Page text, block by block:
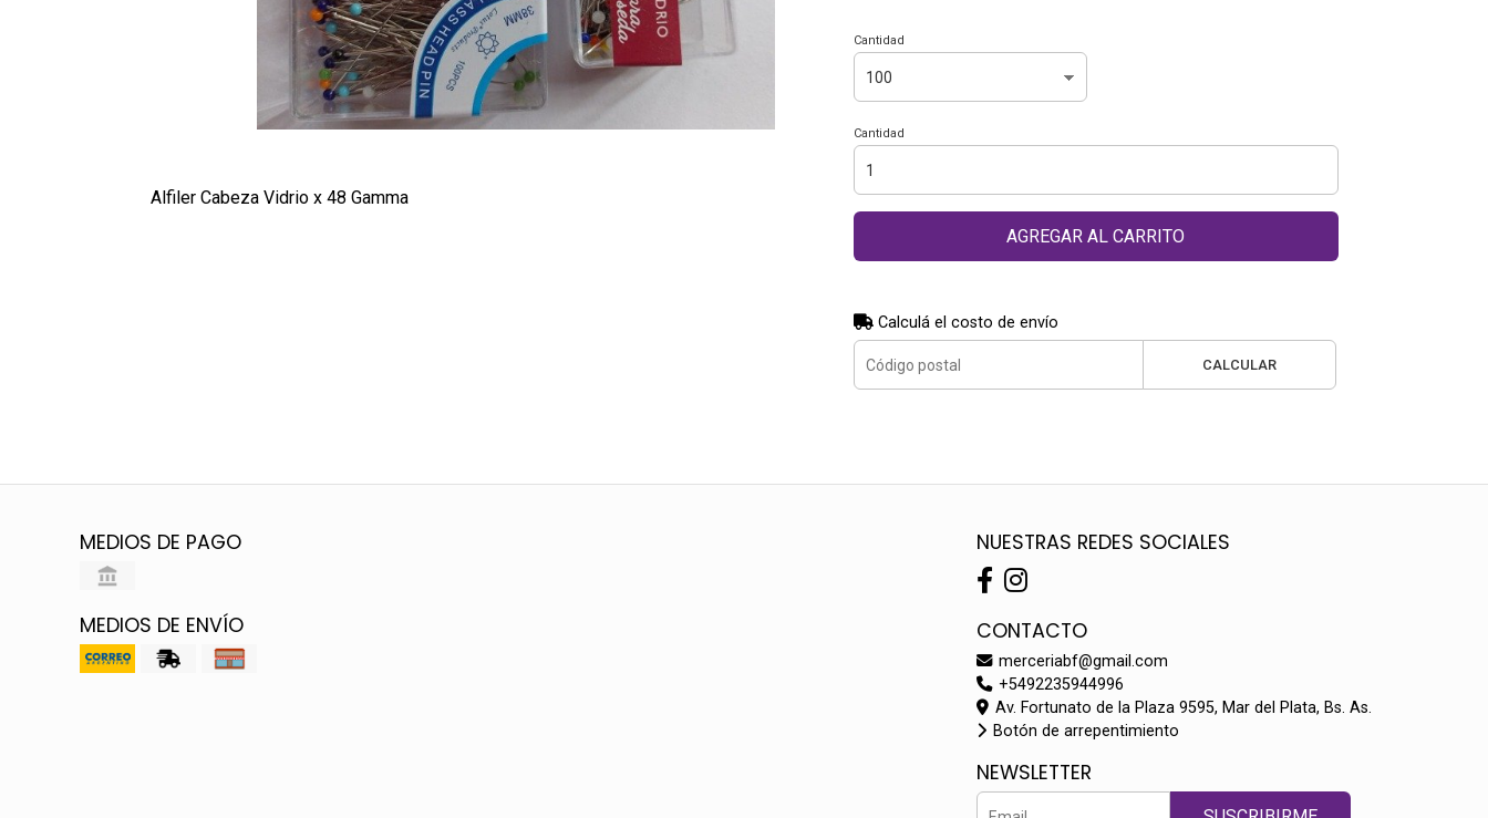
Alfiler Cabeza Vidrio x 48 Gamma
Cantidad
Cantidad
AGREGAR AL CARRITO
Calculá el costo de envío
CALCULAR
MEDIOS DE PAGO
MEDIOS DE ENVÍO
NUESTRAS REDES SOCIALES
CONTACTO
merceriabf@gmail.com
+5492235944996
Av. Fortunato de la Plaza 9595, Mar del Plata, Bs. As.
Botón de arrepentimiento
NEWSLETTER